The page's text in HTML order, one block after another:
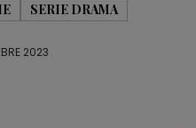
SERIE DRAMA
2023